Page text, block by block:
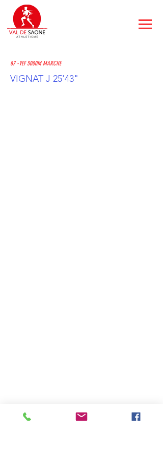
87 -VEF 5000M MARCHE
VIGNAT J 25'43"